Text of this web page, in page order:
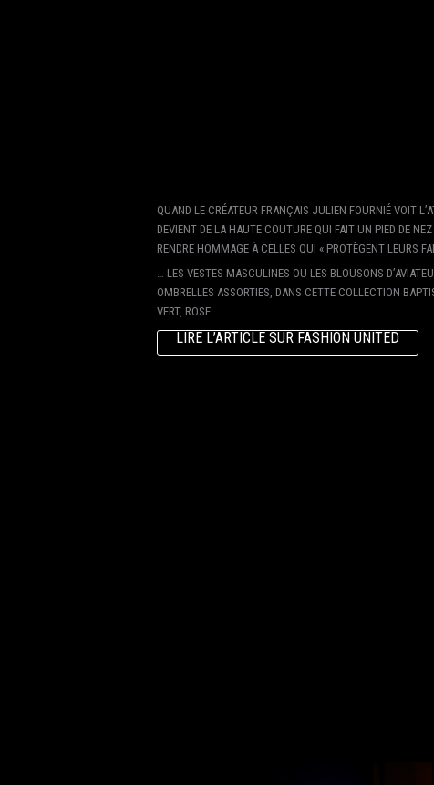
QUAND LE CRÉATEUR FRANÇAIS JULIEN FOURNIÉ VOIT
DEVIENT DE LA HAUTE COUTURE QUI FAIT UN PIED DE
RENDRE HOMMAGE À CELLES QUI « PROTÈGENT LEURS
… LES VESTES MASCULINES OU LES BLOUSONS
OMBRELLES ASSORTIES, DANS CETTE COLLECTION
VERT, ROSE…
LIRE L’ARTICLE SUR FASHION UNITED